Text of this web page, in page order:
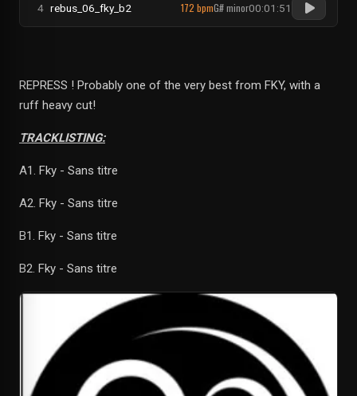
4 rebus_06_fky_b2 172 bpmG# minor00:01:51
REPRESS ! Probably one of the very best from FKY, with a
ruff heavy cut!
TRACKLISTING:
A1. Fky - Sans titre
A2. Fky - Sans titre
B1. Fky - Sans titre
B2. Fky - Sans titre